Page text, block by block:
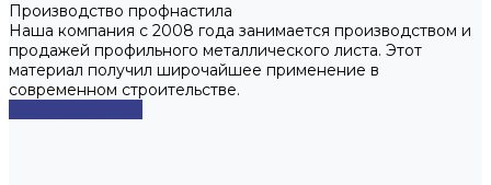
Производство профнастила
Наша компания с 2008 года занимается производством и
продажей профильного металлического листа. Этот
материал получил широчайшее применение в
современном строительстве.